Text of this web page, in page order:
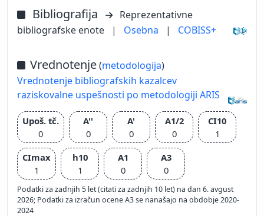
Bibliografija
Reprezentativne
bibliografske enote
| Osebna | COBISS+
Vrednotenje(metodologija)
Vrednotenje bibliografskih kazalcev
raziskovalne uspešnosti po metodologiji ARIS
Upoš. tč.
0
A''
0
A'
0
A1/2
0
CI10
1
CImax
1
h10
1
A1
0
A3
0
Podatki za zadnjih 5 let (citati za zadnjih 10 let) na dan 6. avgust
2026; Podatki za izračun ocene A3 se nanašajo na obdobje 2020-
2024